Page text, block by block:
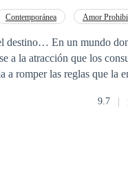
Contemporánea Amor
es un pecado y
a la atracción que los
romper las reglas que la
atreves a sumergirte en una
9.7